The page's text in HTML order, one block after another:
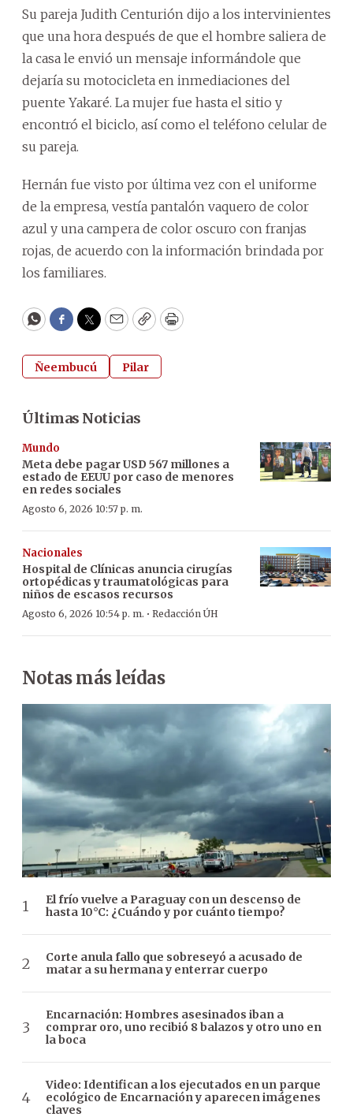
Su pareja Judith Centurión dijo a los intervinientes
que una hora después de que el hombre saliera de
la casa le envió un mensaje informándole que
dejaría su motocicleta en inmediaciones del
puente Yakaré. La mujer fue hasta el sitio y
encontró el biciclo, así como el teléfono celular de
su pareja.
Hernán fue visto por última vez con el uniforme
de la empresa, vestía pantalón vaquero de color
azul y una campera de color oscuro con franjas
rojas, de acuerdo con la información brindada por
los familiares.
WhatsApp
Facebook
Twitter
EmailCopyPrint
Ñeembucú Pilar
Últimas Noticias
Mundo
Meta debe pagar USD 567 millones a
estado de EEUU por caso de menores
en redes sociales
Agosto 6, 2026 10:57 p. m.
Nacionales
Hospital de Clínicas anuncia cirugías
ortopédicas y traumatológicas para
niños de escasos recursos
Agosto 6, 2026 10:54 p. m. · Redacción ÚH
Notas más leídas
El frío vuelve a Paraguay con un descenso de
hasta 10°C: ¿Cuándo y por cuánto tiempo?
Corte anula fallo que sobreseyó a acusado de
matar a su hermana y enterrar cuerpo
Encarnación: Hombres asesinados iban a
comprar oro, uno recibió 8 balazos y otro uno en
la boca
Video: Identifican a los ejecutados en un parque
ecológico de Encarnación y aparecen imágenes
claves